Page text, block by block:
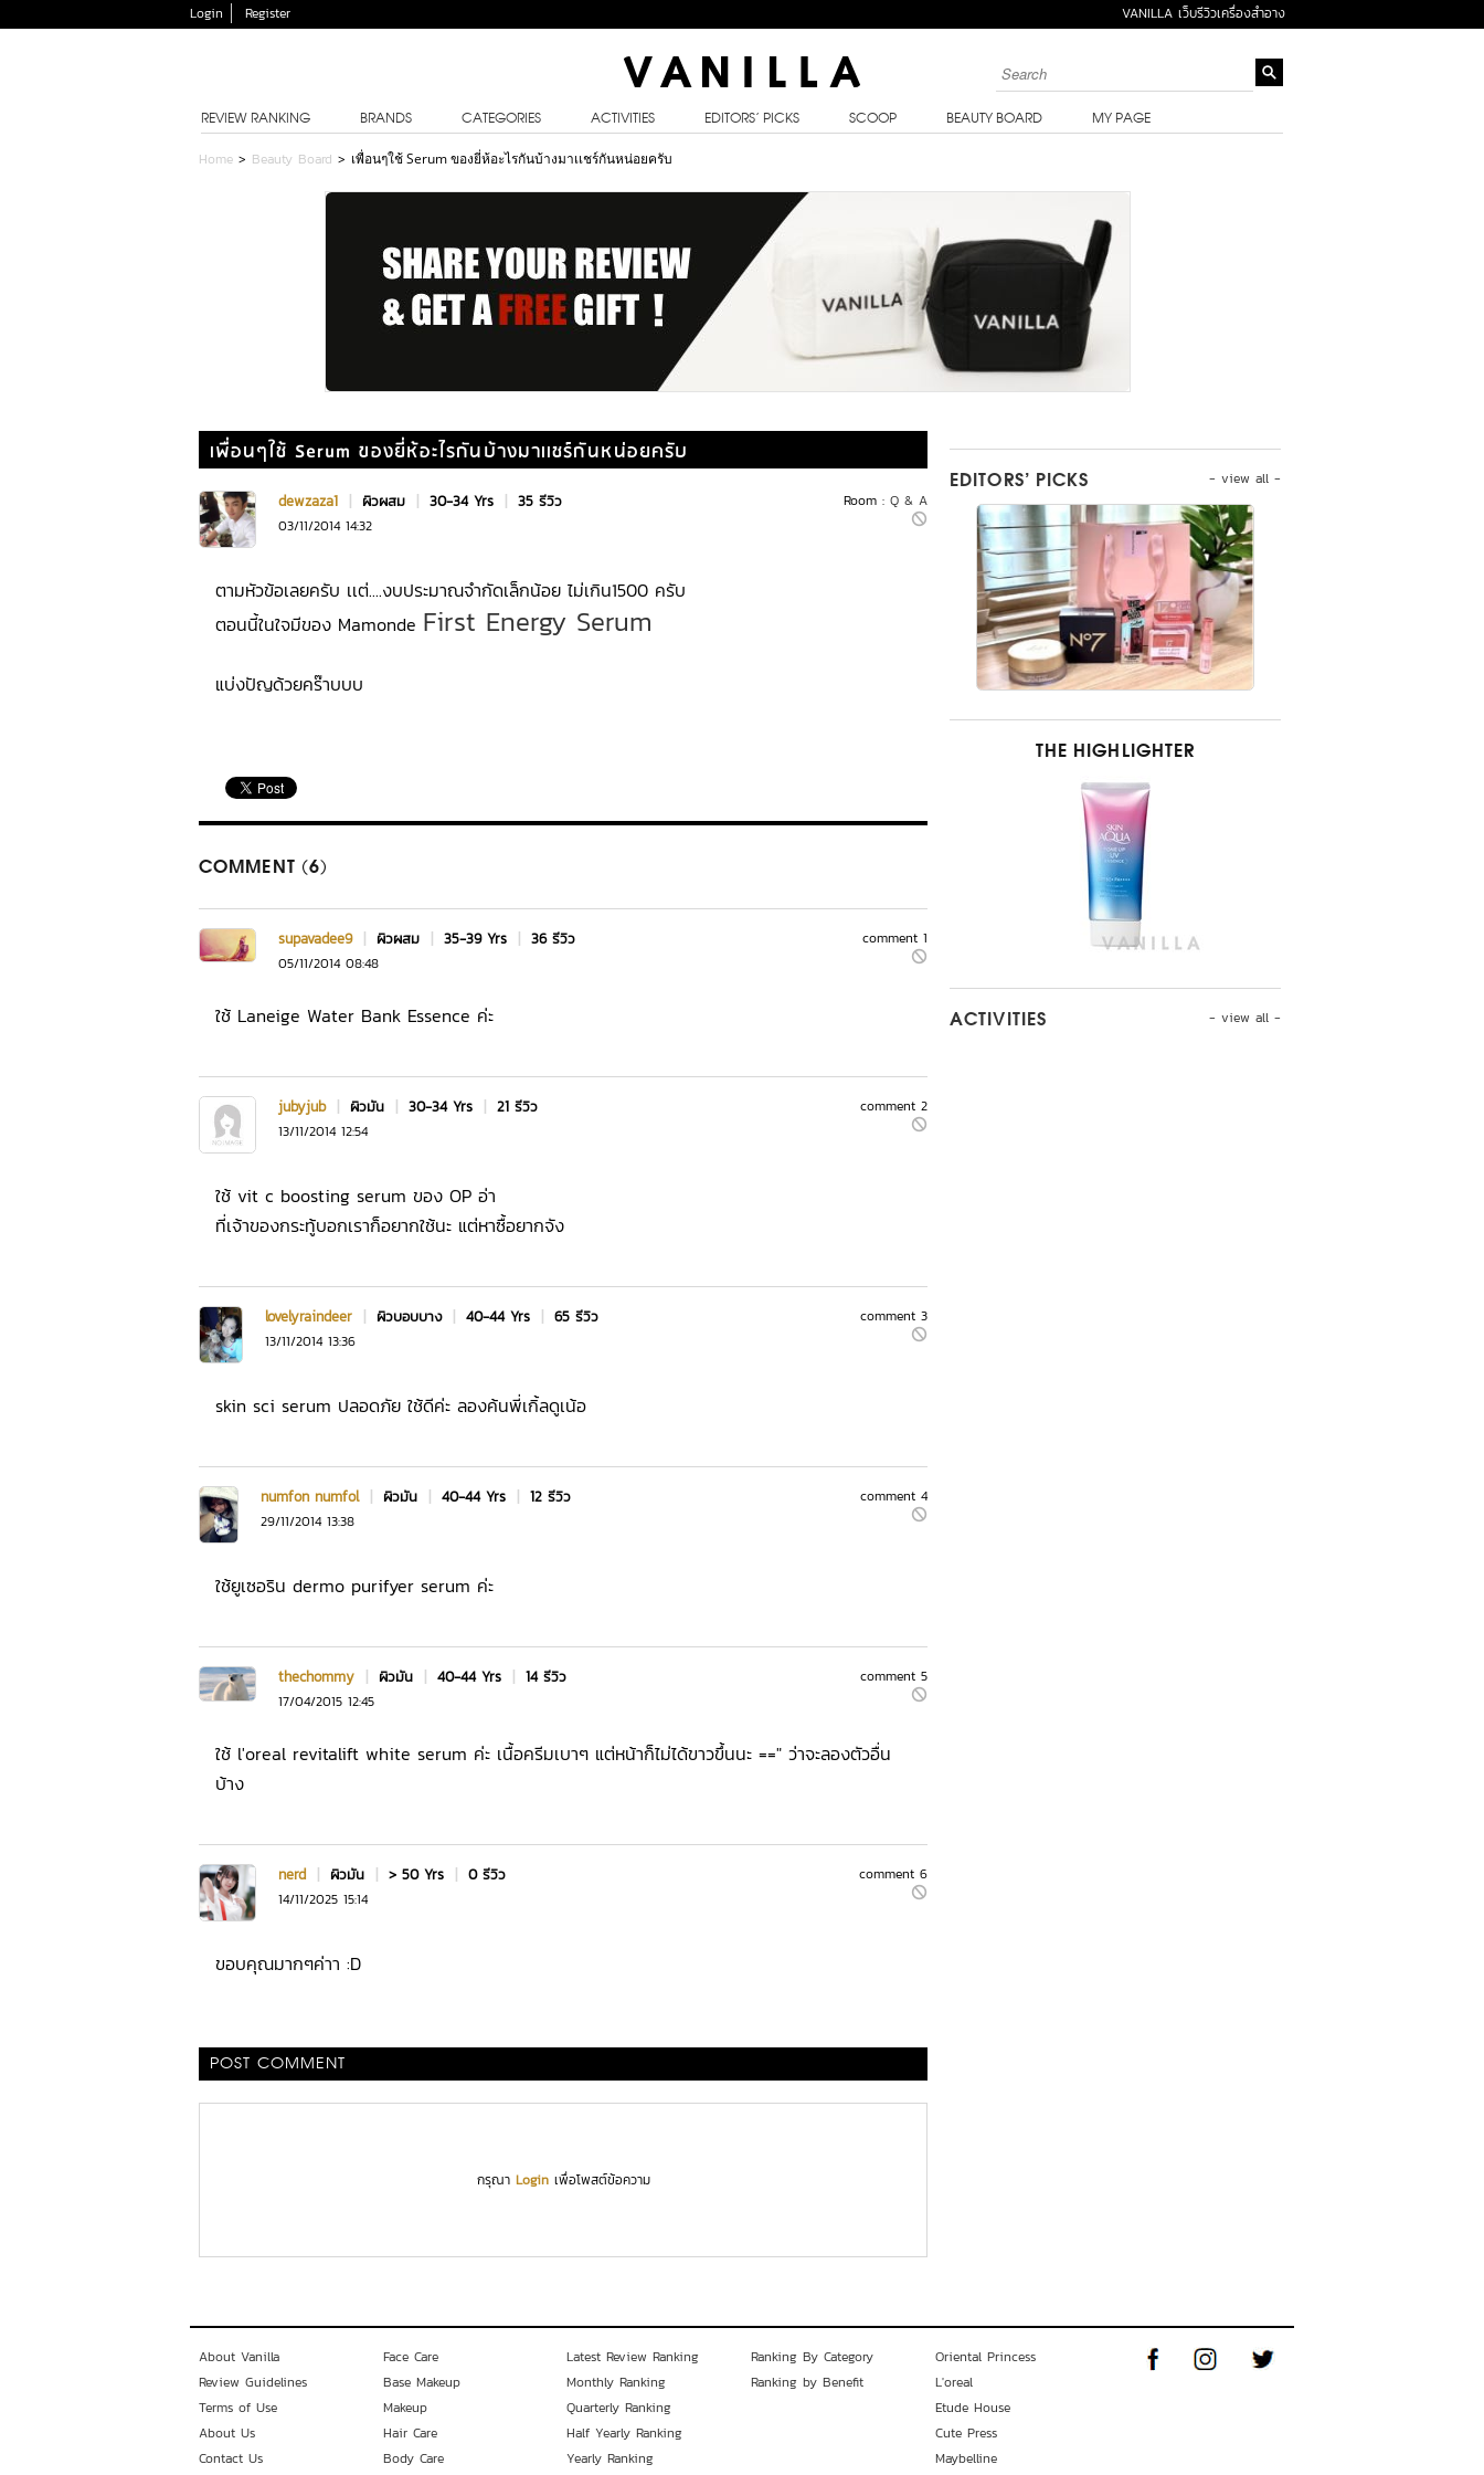
Login Register VANILLA เว็บรีวิวเครื่องสำอาง
REVIEW RANKING BRANDS CATEGORIES ACTIVITIES EDITORS’ PICKS SCOOP BEAUTY BOARD MY PAGE
Home > Beauty Board > เพื่อนๆใช้ Serum ของยี่ห้อะไรกันบ้างมาเเชร์กันหน่อยครับ
เพื่อนๆใช้ Serum ของยี่ห้อะไรกันบ้างมาเเชร์กันหน่อยครับ
Room : Q & A
dewzaza1 | ผิวผสม | 30-34 Yrs | 35 รีวิว
03/11/2014 14:32
ตามหัวข้อเลยครับ เเต่....งบประมาณจำกัดเล็กน้อย ไม่เกิน1500 ครับ
ตอนนี้ในใจมีของ Mamonde First Energy Serum
แบ่งปัญด้วยคร๊าบบบ
COMMENT (6)
comment 1
supavadee9 | ผิวผสม | 35-39 Yrs | 36 รีวิว
05/11/2014 08:48
ใช้ Laneige Water Bank Essence ค่ะ
comment 2
jubyjub | ผิวมัน | 30-34 Yrs | 21 รีวิว
13/11/2014 12:54
ใช้ vit c boosting serum ของ OP อ่า
ที่เจ้าของกระทู้บอกเราก็อยากใช้นะ แต่หาซื้อยากจัง
comment 3
lovelyraindeer | ผิวบอบบาง | 40-44 Yrs | 65 รีวิว
13/11/2014 13:36
skin sci serum ปลอดภัย ใช้ดีค่ะ ลองค้นพี่เกิ้ลดูเน้อ
comment 4
numfon numfol | ผิวมัน | 40-44 Yrs | 12 รีวิว
29/11/2014 13:38
ใช้ยูเซอริน dermo purifyer serum ค่ะ
comment 5
thechommy | ผิวมัน | 40-44 Yrs | 14 รีวิว
17/04/2015 12:45
ใช้ l'oreal revitalift white serum ค่ะ เนื้อครีมเบาๆ แต่หน้าก็ไม่ได้ขาวขึ้นนะ ==" ว่าจะลองตัวอื่น
บ้าง
comment 6
nerd | ผิวมัน | > 50 Yrs | 0 รีวิว
14/11/2025 15:14
ขอบคุณมากๆค่าา :D
POST COMMENT
กรุณา Loginเพื่อโพสต์ข้อความ
- view all -
EDITORS’ PICKS
THE HIGHLIGHTER
- view all -
ACTIVITIES
About Vanilla
Review Guidelines
Terms of Use
About Us
Contact Us
Face Care
Base Makeup
Makeup
Hair Care
Body Care
Latest Review Ranking
Monthly Ranking
Quarterly Ranking
Half Yearly Ranking
Yearly Ranking
Ranking By Category
Ranking by Benefit
Oriental Princess
L'oreal
Etude House
Cute Press
Maybelline